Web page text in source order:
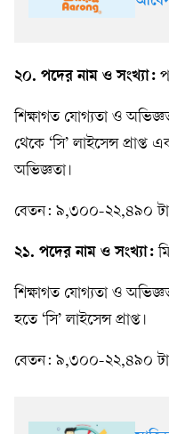
২০. পদের নাম ও সংখ্যা:
শিক্ষাগত যোগ্যতা ও
থেকে ‘সি’ লাইসেন্স প্রাপ্ত
অভিজ্ঞতা।
বেতন: ৯,৩০০-২২,৪৯০
২১. পদের নাম ও সংখ্যা:
শিক্ষাগত যোগ্যতা ও
হতে ‘সি’ লাইসেন্স প্রাপ্ত।
বেতন: ৯,৩০০-২২,৪৯০